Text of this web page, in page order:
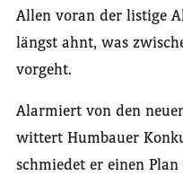
Allen voran der listige
längst ahnt, was
vorgeht.
Alarmiert von den
wittert Humbauer
schmiedet er einen